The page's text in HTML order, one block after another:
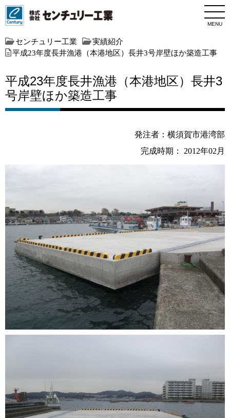
MENU
センチュリー工業
実績紹介
平成23年度長井漁港（本港地区）長井3号岸壁ほか築造工事
平成23年度長井漁港（本港地区）長井3
号岸壁ほか築造工事
発注者：横須賀市港湾部
完成時期： 2012年02月